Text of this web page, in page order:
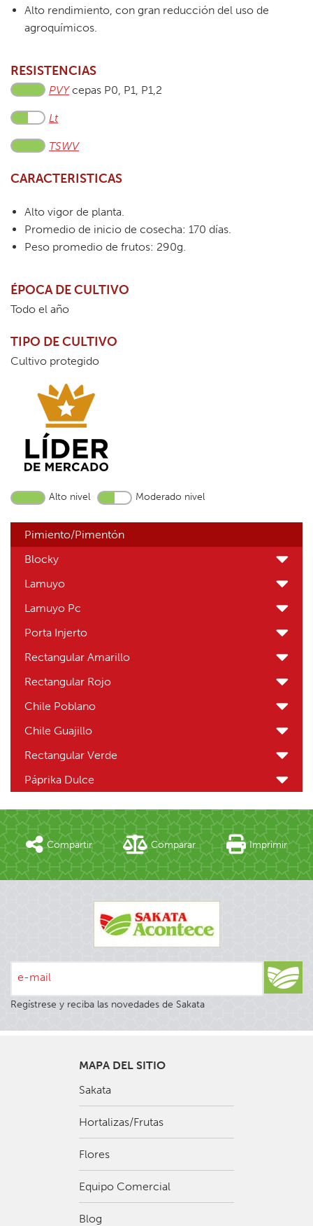
Alto rendimiento, con gran reducción del uso de
agroquímicos.
RESISTENCIAS
PVYcepas P0, P1, P1,2
Lt
TSWV
CARACTERISTICAS
Alto vigor de planta.
Promedio de inicio de cosecha: 170 días.
Peso promedio de frutos: 290g.
ÉPOCA DE CULTIVO
Todo el año
TIPO DE CULTIVO
Cultivo protegido
Alto nivel Moderado nivel
Pimiento/Pimentón
Blocky
Lamuyo
Lamuyo Pc
Porta Injerto
Rectangular Amarillo
Rectangular Rojo
Chile Poblano
Chile Guajillo
Rectangular Verde
Páprika Dulce
Compartir Comparar Imprimir
e-mail
Regístrese y reciba las novedades de Sakata
MAPA DEL SITIO
Sakata
Hortalizas/Frutas
Flores
Equipo Comercial
Blog